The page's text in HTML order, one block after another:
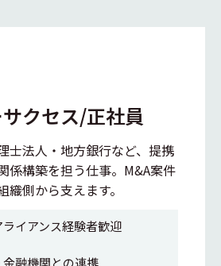
クセス/正社員
士法人・地方銀行など、提携
係構築を担う仕事。M&A案件
織側から支えます。
イアンス経験者歓迎
融機関との連携